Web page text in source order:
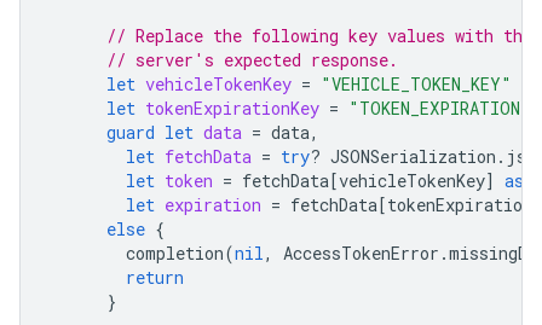
// Replace the following key values with the
// server's expected response.
let vehicleTokenKey = "VEHICLE_TOKEN_KEY"
let tokenExpirationKey = "TOKEN_EXPIRATION"
guard let data = data,
let fetchData = try? JSONSerialization .
let token = fetchData[vehicleTokenKey] as
let expiration = fetchData[
else {
completion(nil, AccessTokenError .
return
}